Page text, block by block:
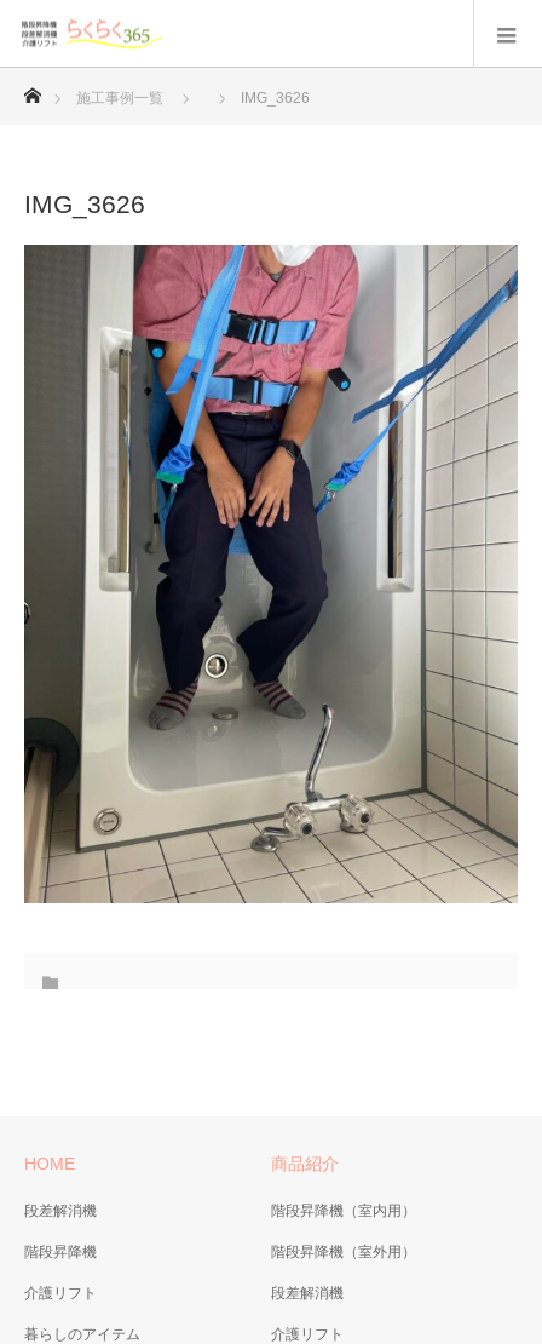
ホーム
施工事例一覧 IMG_3626
IMG_3626
HOME
段差解消機
階段昇降機
介護リフト
暮らしのアイテム
商品紹介
階段昇降機（室内用）
階段昇降機（室外用）
段差解消機
介護リフト